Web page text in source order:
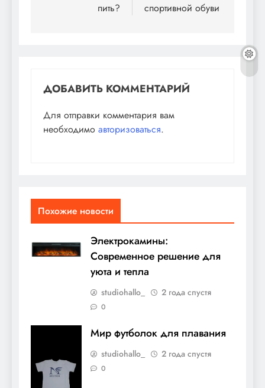
пить?
спортивной обуви
ДОБАВИТЬ КОММЕНТАРИЙ
Для отправки комментария вам
необходимо авторизоваться.
Похожие новости
Электрокамины:
Современное решение для
уюта и тепла
studiohallo_ 2 года спустя
0
Мир футболок для плавания
studiohallo_ 2 года спустя
0